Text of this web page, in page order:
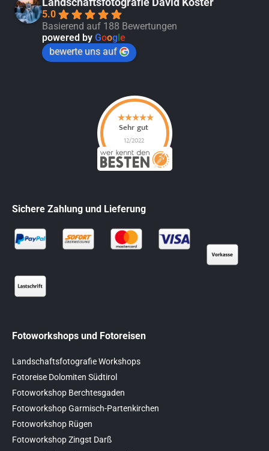
5.0
Basierend auf 188 Bewertungen
powered by Google
bewerte uns auf
Sichere Zahlung und Lieferung
Fotoworkshops und Fotoreisen
Landschaftsfotografie Workshops
Fotoreise Dolomiten Südtirol
Fotoworkshop Berchtesgaden
Fotoworkshop Garmisch-Partenkirchen
Fotoworkshop Rügen
Fotoworkshop Zingst Darß